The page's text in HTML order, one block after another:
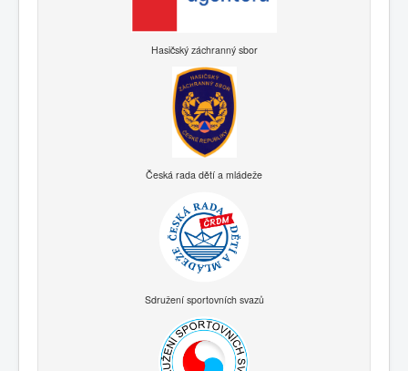
Hasičský záchranný sbor
Česká rada dětí a mládeže
Sdružení sportovních svazů